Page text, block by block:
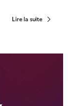
Lire la suite